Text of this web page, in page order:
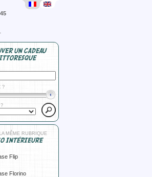
UN CADEAU
?
MÊME RUBRIQUE
INTÉRIEURE
Flip
Florino